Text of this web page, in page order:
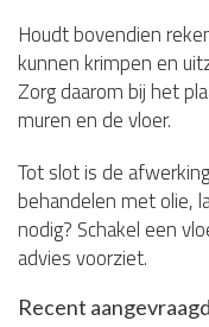
Houdt bovendien
kunnen krimpen en
Zorg daarom bij het
muren en de vloer.
Tot slot is de
behandelen met olie,
nodig? Schakel een
advies voorziet.
Recent